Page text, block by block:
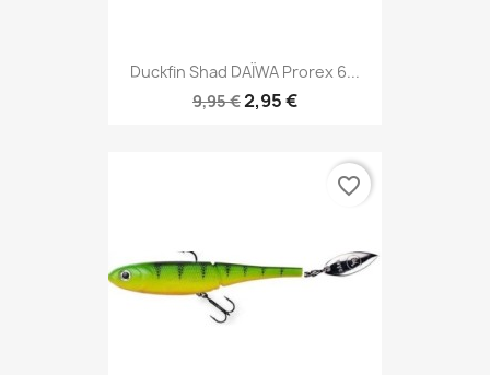
Duckfin Shad DAÏWA Prorex 6...
9,95 €2,95 €
favorite_border